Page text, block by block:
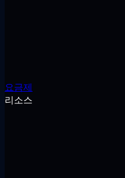
요금제
리소스